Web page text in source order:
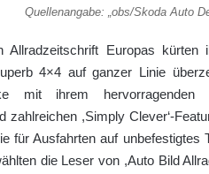
Quellenangabe: „obs/Skoda Auto
Allradzeitschrift Europas
4×4 auf ganzer Linie
mit ihrem hervorragenden
zahlreichen ,Simply Clever‘-
für Ausfahrten auf
die Leser von ,Auto Bild